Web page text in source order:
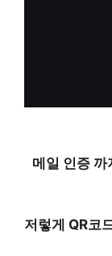
메일 인증 까
저렇게 QR코